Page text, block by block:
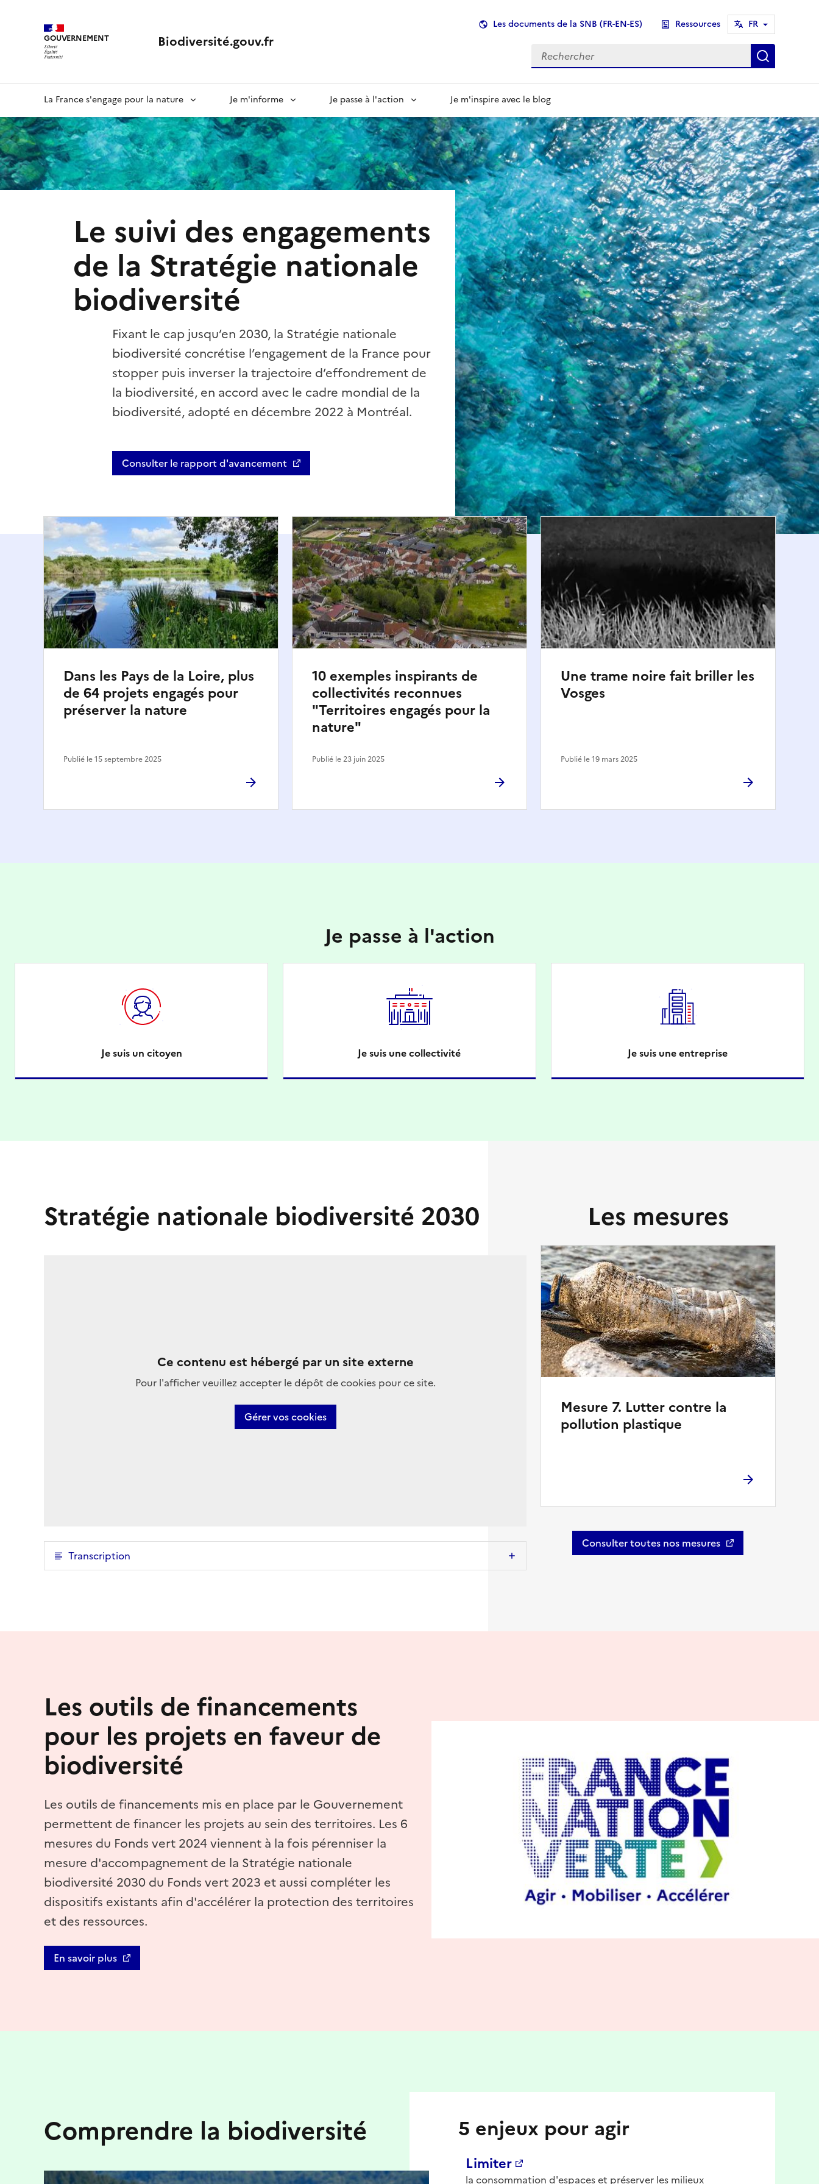
GOUVERNEMENT Biodiversité.gouv.fr
Les documents de la SNB (FR-EN-ES) Ressources FR
Rechercher
principale
La France s'engage pour la nature Je m'informe Je passe à l'action Je m'inspire avec le blog
Le suivi des engagements
de la Stratégie nationale
biodiversité
Fixant le cap jusqu’en 2030, la Stratégie nationale
biodiversité concrétise l’engagement de la France pour
stopper puis inverser la trajectoire d’effondrement de
la biodiversité, en accord avec le cadre mondial de la
biodiversité, adopté en décembre 2022 à Montréal.
Consulter le rapport d'avancement
Dans les Pays de la Loire, plus
de 64 projets engagés pour
préserver la nature
Publié le 15 septembre 2025
10 exemples inspirants de
collectivités reconnues
"Territoires engagés pour la
nature"
Publié le 23 juin 2025
Une trame noire fait briller les
Vosges
Publié le 19 mars 2025
Je passe à l'action
Je suis un citoyen Je suis une collectivité Je suis une entreprise
Stratégie nationale biodiversité 2030
Ce contenu est hébergé par un site externe
Pour l'afficher veuillez accepter le dépôt de cookies pour ce site.
Gérer vos cookies
Transcription
Les mesures
Mesure 7. Lutter contre la
pollution plastique
Consulter toutes nos mesures
Les outils de financements
pour les projets en faveur de
biodiversité
Les outils de financements mis en place par le Gouvernement
permettent de financer les projets au sein des territoires. Les 6
mesures du Fonds vert 2024 viennent à la fois pérenniser la
mesure d'accompagnement de la Stratégie nationale
biodiversité 2030 du Fonds vert 2023 et aussi compléter les
dispositifs existants afin d'accélérer la protection des territoires
et des ressources.
En savoir plus
Comprendre la biodiversité 5 enjeux pour agir
Limiter
la consommation d'espaces et préserver les milieux